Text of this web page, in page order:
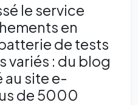
le service
en
de tests
variés : du blog
site e-
de 5000